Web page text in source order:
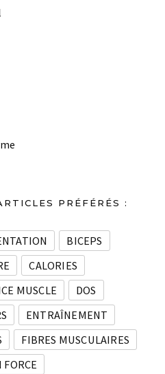
PRÉFÉRÉS :
BICEPS
CALORIES
MUSCLE
DOS
ENTRAÎNEMENT
FIBRES MUSCULAIRES
FORCE